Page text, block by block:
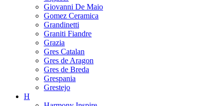
Giovanni De Maio
Gomez Ceramica
Grandinetti
Graniti Fiandre
Grazia
Gres Catalan
Gres de Aragon
Gres de Breda
Grespania
Grestejo
H